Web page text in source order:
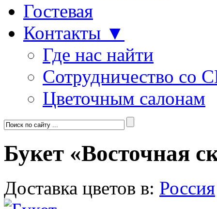
Гостевая
Контакты ▼
Где нас найти
Сотрудничество со
Цветочным салонам
Букет «Восточная
Доставка цветов в: Россия